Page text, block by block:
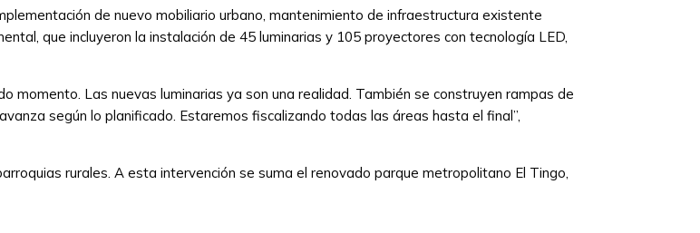
de nuevo mobiliario urbano, mantenimiento de infraestructura existente
que incluyeron la instalación de 45 luminarias y 105 proyectores con tecnología LED,
momento. Las nuevas luminarias ya son una realidad. También se construyen rampas de
según lo planificado. Estaremos fiscalizando todas las áreas hasta el final”,
rurales. A esta intervención se suma el renovado parque metropolitano El Tingo,